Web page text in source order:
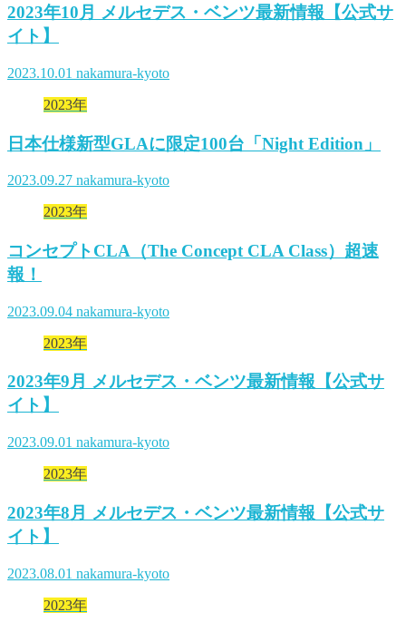
2023年10月 メルセデス・ベンツ最新情報【公式サ
イト】
2023.10.01 nakamura-kyoto
2023年
日本仕様新型GLAに限定100台「Night Edition」
2023.09.27 nakamura-kyoto
2023年
コンセプトCLA（The Concept CLA Class）超速
報！
2023.09.04 nakamura-kyoto
2023年
2023年9月 メルセデス・ベンツ最新情報【公式サ
イト】
2023.09.01 nakamura-kyoto
2023年
2023年8月 メルセデス・ベンツ最新情報【公式サ
イト】
2023.08.01 nakamura-kyoto
2023年